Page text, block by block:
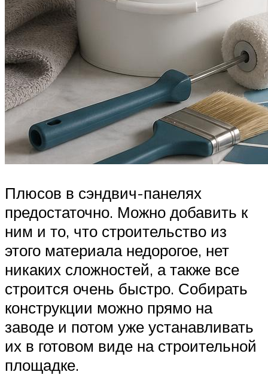
Плюсов в сэндвич-панелях
предостаточно. Можно добавить к
ним и то, что строительство из
этого материала недорогое, нет
никаких сложностей, а также все
строится очень быстро. Собирать
конструкции можно прямо на
заводе и потом уже устанавливать
их в готовом виде на строительной
площадке.